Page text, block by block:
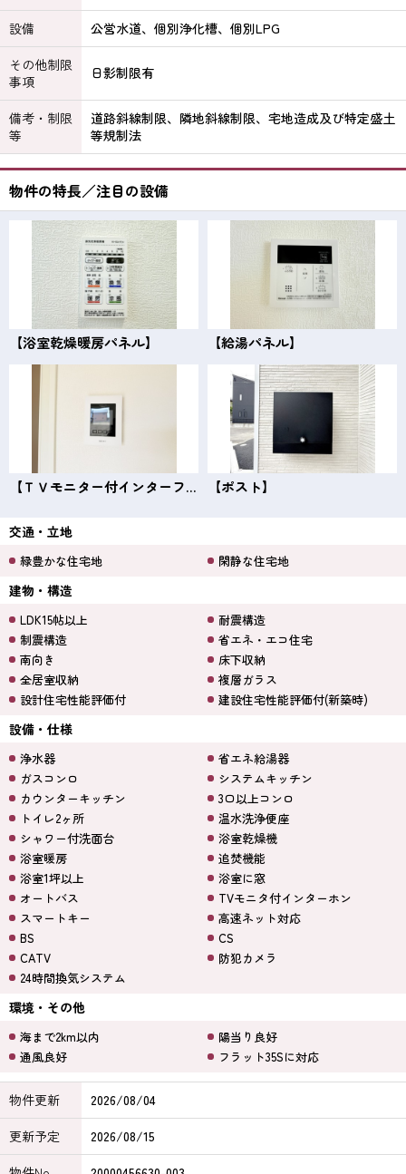
設備
公営水道、個別浄化槽、個別LPG
その他制限
事項
日影制限有
備考・制限
等
道路斜線制限、隣地斜線制限、宅地造成及び特定盛土
等規制法
物件の特長／注目の設備
【浴室乾燥暖房パネル】 【給湯パネル】
【ＴＶモニター付インターフォン】 【ポスト】
交通・立地
緑豊かな住宅地 閑静な住宅地
建物・構造
LDK15帖以上
耐震構造
制震構造
省エネ・エコ住宅
南向き
床下収納
全居室収納
複層ガラス
設計住宅性能評価付
建設住宅性能評価付(新築時)
設備・仕様
浄水器
省エネ給湯器
ガスコンロ
システムキッチン
カウンターキッチン
3口以上コンロ
トイレ2ヶ所
温水洗浄便座
シャワー付洗面台
浴室乾燥機
浴室暖房
追焚機能
浴室1坪以上
浴室に窓
オートバス
TVモニタ付インターホン
スマートキー
高速ネット対応
BS
CS
CATV
防犯カメラ
24時間換気システム
環境・その他
海まで2km以内
陽当り良好
通風良好
フラット35Sに対応
物件更新
2026/08/04
更新予定
2026/08/15